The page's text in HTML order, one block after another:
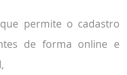
permite o cadastro
de forma online e